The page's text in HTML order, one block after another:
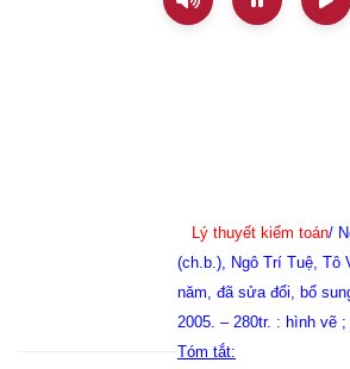
Lý thuyết kiểm toán/
(ch.b.), Ngô Trí Tuệ, Tô
năm, đã sửa đổi, bổ
2005. – 280tr. : hình vẽ ;
Tóm tắt: